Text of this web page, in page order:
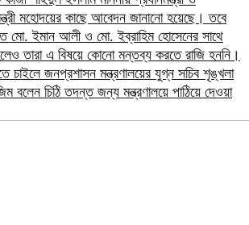
মহোদয়ের কাছে আবেদন জানানো হয়েছে।​ তবে
মো. ইমান আলী ও মো. ইব্রাহিম হোসেনের সাথে
তারা এ বিষয়ে কোনো মন্তব্য করতে রাজি হননি।
চাইলে জনপ্রশাসন মন্ত্রণালয়ের যুগ্ন সচিব শৃঙ্খলা
বলেন চিঠি তদন্ত জন্য মন্ত্রণালয়ে পাঠিয়ে দেওয়া